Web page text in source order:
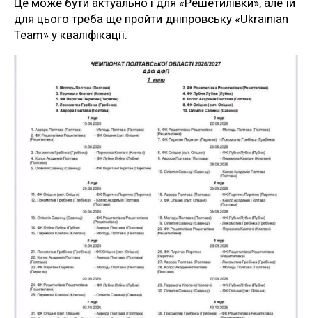
Це може бути актуально і для «Решетилівки», але їй
для цього треба ще пройти дніпровську «Ukrainian
Team» у кваліфікації.